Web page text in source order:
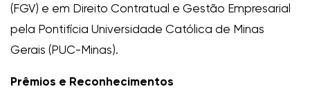
(FGV) e em Direito Contratual e Gestão Empresarial
pela Pontifícia Universidade Católica de Minas
Gerais (PUC-Minas).
Prêmios e Reconhecimentos